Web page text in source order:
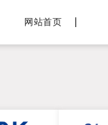
网站首页